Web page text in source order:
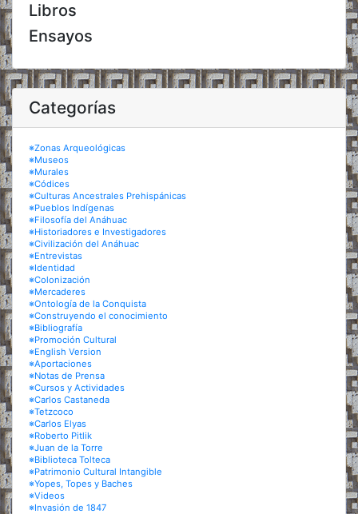
Libros
Ensayos
Categorías
※Zonas Arqueológicas
※Museos
※Murales
※Códices
※Culturas Ancestrales Prehispánicas
※Pueblos Indígenas
※Filosofía del Anáhuac
※Historiadores e Investigadores
※Civilización del Anáhuac
※Entrevistas
※Identidad
※Colonización
※Mercaderes
※Ontología de la Conquista
※Construyendo el conocimiento
※Bibliografía
※Promoción Cultural
※English Version
※Aportaciones
※Notas de Prensa
※Cursos y Actividades
※Carlos Castaneda
※Tetzcoco
※Carlos Elyas
※Roberto Pitlik
※Juan de la Torre
※Biblioteca Tolteca
※Patrimonio Cultural Intangible
※Yopes, Topes y Baches
※Videos
※Invasión de 1847